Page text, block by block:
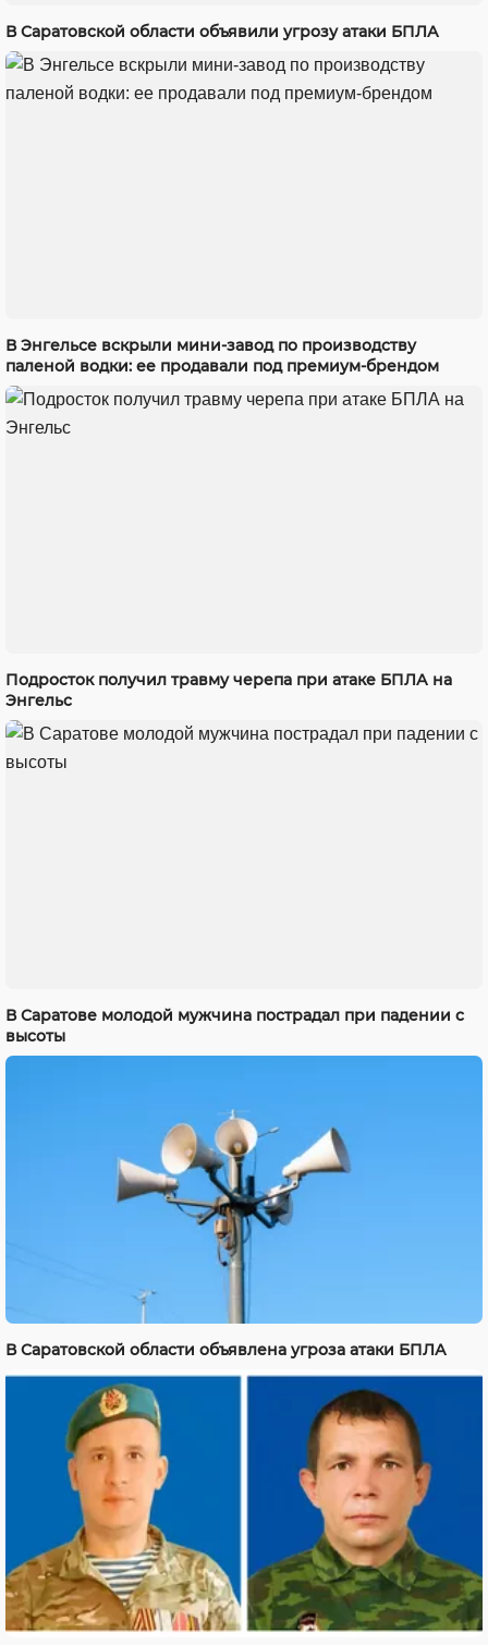
В Саратовской области объявили угрозу атаки БПЛА
В Энгельсе вскрыли мини-завод по производству
паленой водки: ее продавали под премиум-брендом
Подросток получил травму черепа при атаке БПЛА на
Энгельс
В Саратове молодой мужчина пострадал при падении с
высоты
В Саратовской области объявлена угроза атаки БПЛА